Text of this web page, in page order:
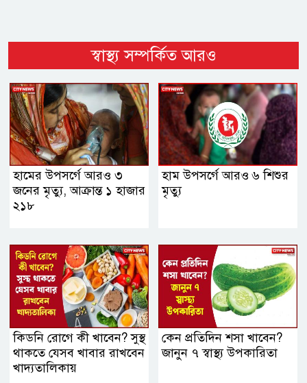
স্বাস্থ্য সম্পর্কিত আরও
হামের উপসর্গে আরও ৩
জনের মৃত্যু, আক্রান্ত ১ হাজার
২১৮
হাম উপসর্গে আরও ৬ শিশুর
মৃত্যু
কিডনি রোগে কী খাবেন? সুস্থ
থাকতে যেসব খাবার রাখবেন
খাদ্যতালিকায়
কেন প্রতিদিন শসা খাবেন?
জানুন ৭ স্বাস্থ্য উপকারিতা